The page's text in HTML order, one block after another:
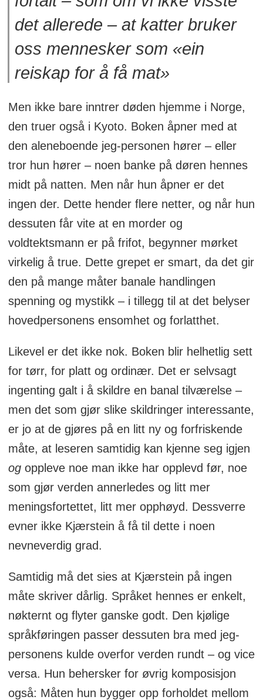
det allerede – at katter bruker
oss mennesker som «ein
reiskap for å få mat»
Men ikke bare inntrer døden hjemme i Norge,
den truer også i Kyoto. Boken åpner med at
den aleneboende jeg-personen hører – eller
tror hun hører – noen banke på døren hennes
midt på natten. Men når hun åpner er det
ingen der. Dette hender flere netter, og når hun
dessuten får vite at en morder og
voldtektsmann er på frifot, begynner mørket
virkelig å true. Dette grepet er smart, da det gir
den på mange måter banale handlingen
spenning og mystikk – i tillegg til at det belyser
hovedpersonens ensomhet og forlatthet.
Likevel er det ikke nok. Boken blir helhetlig sett
for tørr, for platt og ordinær. Det er selvsagt
ingenting galt i å skildre en banal tilværelse –
men det som gjør slike skildringer interessante,
er jo at de gjøres på en litt ny og forfriskende
måte, at leseren samtidig kan kjenne seg igjen
ogoppleve noe man ikke har opplevd før, noe
som gjør verden annerledes og litt mer
meningsfortettet, litt mer opphøyd. Dessverre
evner ikke Kjærstein å få til dette i noen
nevneverdig grad.
Samtidig må det sies at Kjærstein på ingen
måte skriver dårlig. Språket hennes er enkelt,
nøkternt og flyter ganske godt. Den kjølige
språkføringen passer dessuten bra med jeg-
personens kulde overfor verden rundt – og vice
versa. Hun behersker for øvrig komposisjon
også: Måten hun bygger opp forholdet mellom